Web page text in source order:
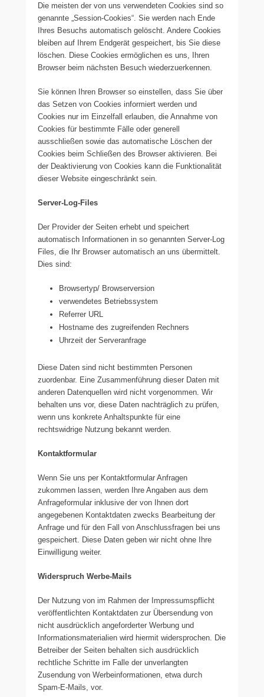
Die meisten der von uns verwendeten Cookies sind so
genannte „Session-Cookies“. Sie werden nach Ende
Ihres Besuchs automatisch gelöscht. Andere Cookies
bleiben auf Ihrem Endgerät gespeichert, bis Sie diese
löschen. Diese Cookies ermöglichen es uns, Ihren
Browser beim nächsten Besuch wiederzuerkennen.
Sie können Ihren Browser so einstellen, dass Sie über
das Setzen von Cookies informiert werden und
Cookies nur im Einzelfall erlauben, die Annahme von
Cookies für bestimmte Fälle oder generell
ausschließen sowie das automatische Löschen der
Cookies beim Schließen des Browser aktivieren. Bei
der Deaktivierung von Cookies kann die Funktionalität
dieser Website eingeschränkt sein.
Server-Log-Files
Der Provider der Seiten erhebt und speichert
automatisch Informationen in so genannten Server-Log
Files, die Ihr Browser automatisch an uns übermittelt.
Dies sind:
Browsertyp/ Browserversion
verwendetes Betriebssystem
Referrer URL
Hostname des zugreifenden Rechners
Uhrzeit der Serveranfrage
Diese Daten sind nicht bestimmten Personen
zuordenbar. Eine Zusammenführung dieser Daten mit
anderen Datenquellen wird nicht vorgenommen. Wir
behalten uns vor, diese Daten nachträglich zu prüfen,
wenn uns konkrete Anhaltspunkte für eine
rechtswidrige Nutzung bekannt werden.
Kontaktformular
Wenn Sie uns per Kontaktformular Anfragen
zukommen lassen, werden Ihre Angaben aus dem
Anfrageformular inklusive der von Ihnen dort
angegebenen Kontaktdaten zwecks Bearbeitung der
Anfrage und für den Fall von Anschlussfragen bei uns
gespeichert. Diese Daten geben wir nicht ohne Ihre
Einwilligung weiter.
Widerspruch Werbe-Mails
Der Nutzung von im Rahmen der Impressumspflicht
veröffentlichten Kontaktdaten zur Übersendung von
nicht ausdrücklich angeforderter Werbung und
Informationsmaterialien wird hiermit widersprochen. Die
Betreiber der Seiten behalten sich ausdrücklich
rechtliche Schritte im Falle der unverlangten
Zusendung von Werbeinformationen, etwa durch
Spam-E-Mails, vor.